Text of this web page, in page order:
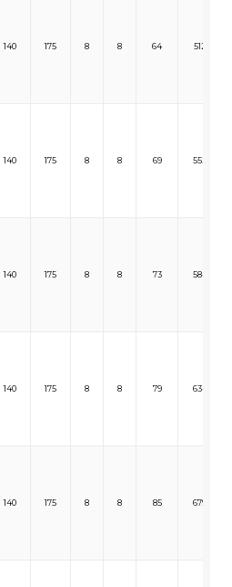
140 175 8 8 64 512
140 175 8 8 69 552
140 175 8 8 73 584
140 175 8 8 79 634
140 175 8 8 85 679